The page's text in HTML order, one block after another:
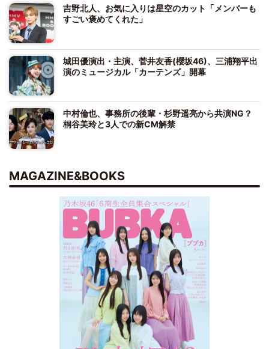
吉野北人、お気に入りは星空のカット「メンバーも
すごい褒めてくれた」
城田優演出・主演、菅井友香(櫻坂46)、三浦翔平出
演のミュージカル「カーテンズ」開幕
中村倫也、事務所の後輩・杉野遥亮から共演NG？
桐谷美玲と3人での新CM解禁
MAGAZINE&BOOKS